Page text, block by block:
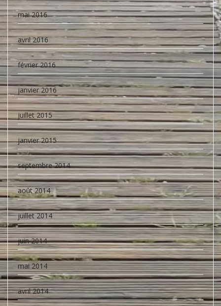
mai 2016
avril 2016
février 2016
janvier 2016
juillet 2015
janvier 2015
septembre 2014
août 2014
juillet 2014
juin 2014
mai 2014
avril 2014